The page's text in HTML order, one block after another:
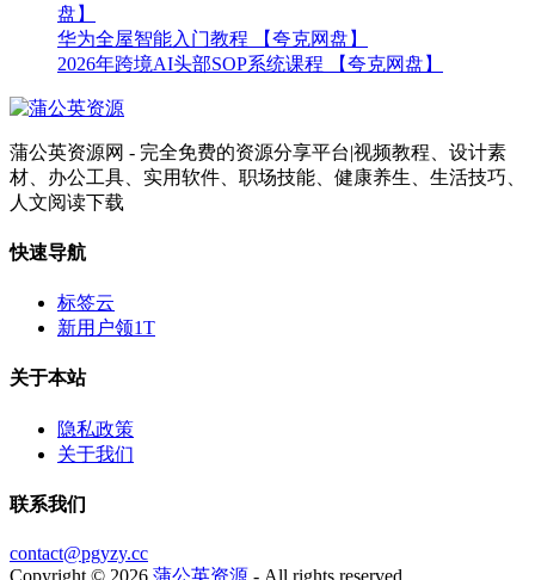
盘】
华为全屋智能入门教程 【夸克网盘】
2026年跨境AI头部SOP系统课程 【夸克网盘】
蒲公英资源网 - 完全免费的资源分享平台|视频教程、设计素
材、办公工具、实用软件、职场技能、健康养生、生活技巧、
人文阅读下载
快速导航
标签云
新用户领1T
关于本站
隐私政策
关于我们
联系我们
contact@pgyzy.cc